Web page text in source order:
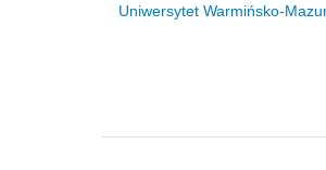
Uniwersytet Warmińsko-